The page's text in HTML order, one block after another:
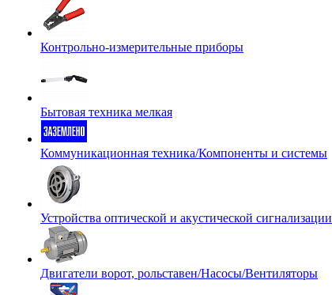
Контрольно-измерительные приборы
Бытовая техника мелкая
Коммуникационная техника/Компоненты и системы
Устройства оптической и акустической сигнализации
Двигатели ворот, рольставен/Насосы/Вентиляторы